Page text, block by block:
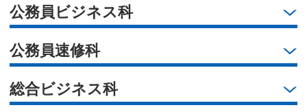
公務員ビジネス科
公務員速修科
総合ビジネス科